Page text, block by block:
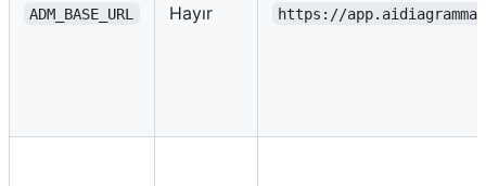
ADM_BASE_URL Hayır https://